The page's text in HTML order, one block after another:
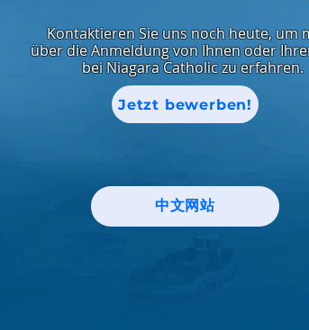
Kontaktieren Sie uns noch heute, um
über die Anmeldung von Ihnen oder
bei Niagara Catholic zu erfahren.
Jetzt bewerben!
中文网站